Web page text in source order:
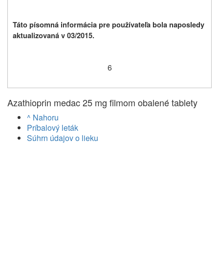
Táto písomná informácia pre používateľa bola naposledy
aktualizovaná v 03/2015.
6
Azathioprin medac 25 mg filmom obalené tablety
^ Nahoru
Príbalový leták
Súhrn údajov o lieku